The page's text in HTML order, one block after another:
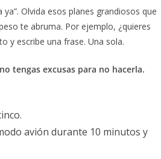
Olvida esos planes grandiosos que
te abruma. Por ejemplo, ¿quieres
y escribe una frase. Una sola.
tengas excusas para no hacerla.
avión durante 10 minutos y